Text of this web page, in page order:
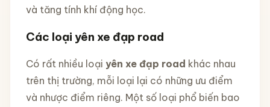
và tăng tính khí động học.
Các loại yên xe đạp road
Có rất nhiều loại yên xe đạp road khác nhau
trên thị trường, mỗi loại lại có những ưu điểm
và nhược điểm riêng. Một số loại phổ biến bao